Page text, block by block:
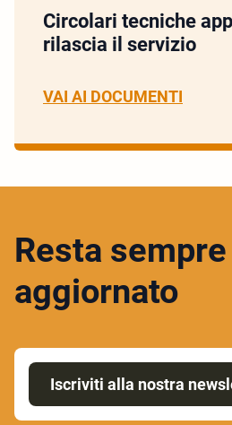
Circolari tecniche
rilascia il servizio
VAI AI DOCUMENTI
Resta sempre
aggiornato
Iscriviti alla nostra